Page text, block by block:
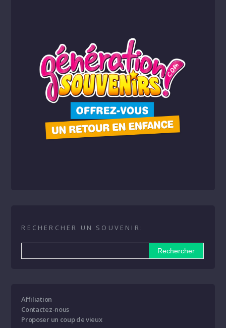
RECHERCHER UN SOUVENIR:
Affiliation
Contactez-nous
Proposer un coup de vieux